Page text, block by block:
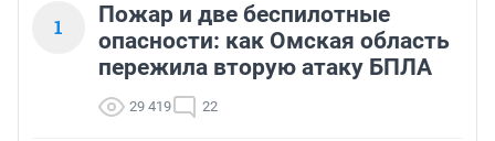
1
Пожар и две беспилотные
опасности: как Омская область
пережила вторую атаку БПЛА
29 419 22